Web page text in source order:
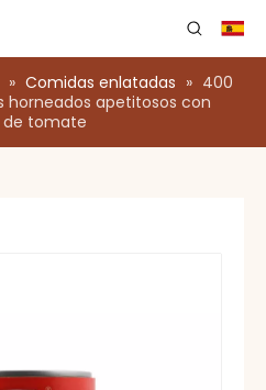
» Comidas enlatadas » 400
horneados apetitosos con
de tomate